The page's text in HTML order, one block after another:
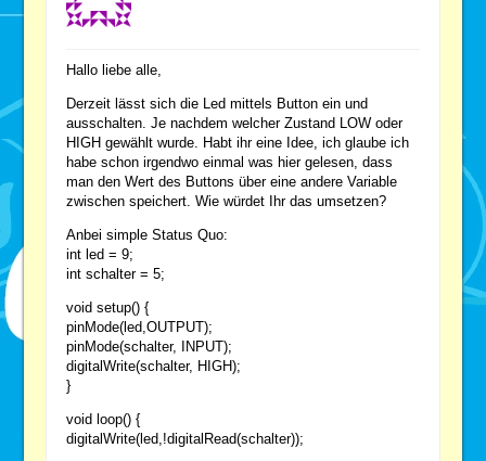
Hallo liebe alle,
Derzeit lässt sich die Led mittels Button ein und
ausschalten. Je nachdem welcher Zustand LOW oder
HIGH gewählt wurde. Habt ihr eine Idee, ich glaube ich
habe schon irgendwo einmal was hier gelesen, dass
man den Wert des Buttons über eine andere Variable
zwischen speichert. Wie würdet Ihr das umsetzen?
Anbei simple Status Quo:
int led = 9;
int schalter = 5;
void setup() {
pinMode(led,OUTPUT);
pinMode(schalter, INPUT);
digitalWrite(schalter, HIGH);
}
void loop() {
digitalWrite(led,!digitalRead(schalter));